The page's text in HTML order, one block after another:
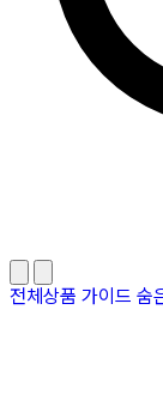
전체상품 가이드 숨